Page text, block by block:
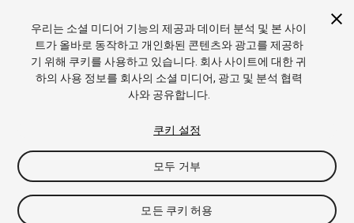
튜토리얼
커뮤니티 답변 기술 자료 포럼 에셋 스토어
및 이용약관
법률정보 개인정보처리방침 쿠키
내 개인정보 판
매 금지
쿠키 기본 설정
우리는 소셜 미디어 기능의 제공과 데이터 분석 및 본 사이
트가 올바로 동작하고 개인화된 콘텐츠와 광고를 제공하
기 위해 쿠키를 사용하고 있습니다. 회사 사이트에 대한 귀
하의 사용 정보를 회사의 소셜 미디어, 광고 및 분석 협력
사와 공유합니다.
쿠키 설정
모두 거부
모든 쿠키 허용